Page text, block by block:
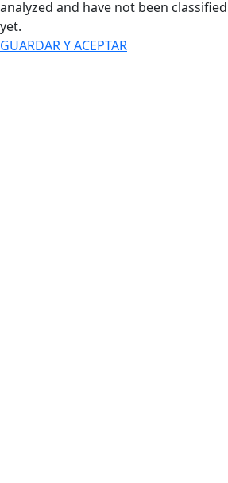
analyzed and have not been
yet.
GUARDAR Y ACEPTAR